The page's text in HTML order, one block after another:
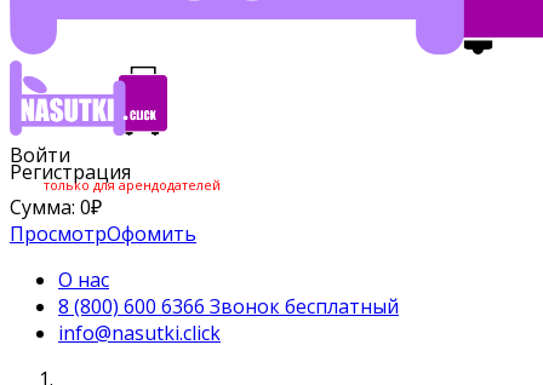
Войти
Регистрация
только для арендодателей
Сумма: 0₽
ПросмотрОфомить
О нас
8 (800) 600 6366 Звонок бесплатный
info@nasutki.click